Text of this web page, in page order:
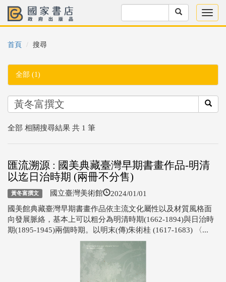
首頁 搜尋
全部 (1)
全部 相關搜尋結果 共 1 筆
匯流溯源 : 國美典藏臺灣早期書畫作品-明清
以迄日治時期 (兩冊不分售)
黃冬富撰文 國立臺灣美術館 2024/01/01
國美館典藏臺灣早期書畫作品依主流文化屬性以及材質風格面
向發展脈絡，基本上可以粗分為明清時期(1662-1894)與日治時
期(1895-1945)兩個時期。以明末(傳)朱術桂 (1617-1683) 〈...